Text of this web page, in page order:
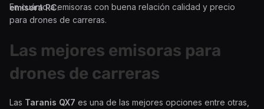
emisora RC.
En cuánto a emisoras con buena relación calidad y precio
para drones de carreras.
Las mejores emisoras para
drones de carreras
Las Taranis QX7 es una de las mejores opciones entre otras,